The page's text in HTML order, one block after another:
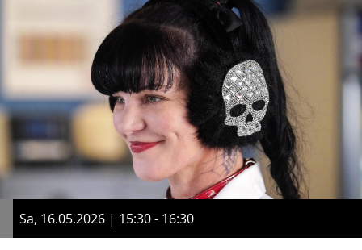
Sa, 16.05.2026 | 15:30 - 16:30